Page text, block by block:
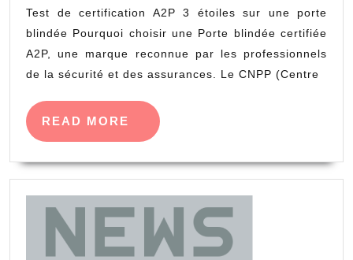
Test de certification A2P 3 étoiles sur une porte
blindée Pourquoi choisir une Porte blindée certifiée
A2P, une marque reconnue par les professionnels
de la sécurité et des assurances. Le CNPP (Centre
READ MORE
READ
MORE